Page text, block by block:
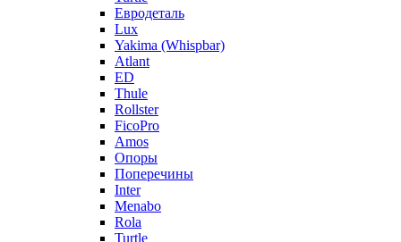
Евродеталь
Lux
Yakima (Whispbar)
Atlant
ED
Thule
Rollster
FicoPro
Amos
Опоры
Поперечины
Inter
Menabo
Rola
Turtle